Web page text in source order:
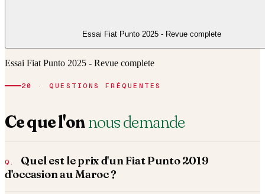
Essai Fiat Punto 2025 - Revue complete
Essai Fiat Punto 2025 - Revue complete
20 · QUESTIONS FRÉQUENTES
Ce que l'onnous demande
Quel est le prix d'un Fiat Punto 2019
d'occasion au Maroc ?